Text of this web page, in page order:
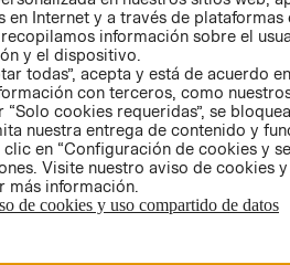
AVISO DE
COOKIES
en Internet y a través de plataformas
información sobre el
y el dispositivo.
todas”, acepta y está de acuerdo
con terceros, como
cookies requeridas”, se
nuestra entrega de contenido y
en “Configuración de cookies y
Visite nuestro aviso de cookies
más información.
de cookies y uso compartido de datos